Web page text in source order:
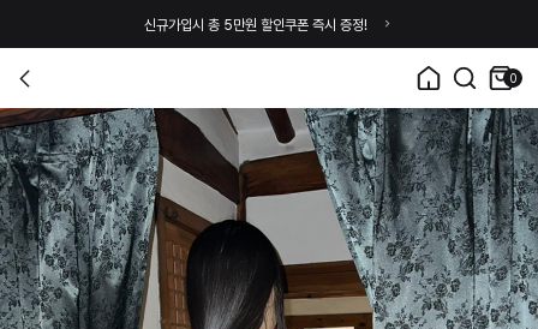
신규가입시 총 5만원 할인쿠폰 즉시 증정!
0